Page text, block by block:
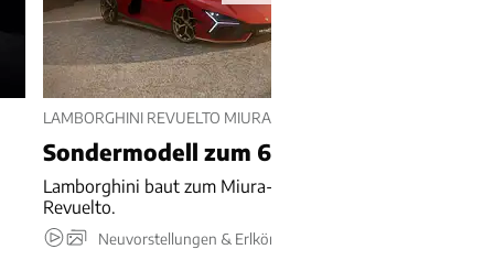
LAMBORGHINI REVUELTO MIURA 60 HOMAGE (2026)
Sondermodell zum 60.
Lamborghini baut zum Miura-Geburtstag 99 Sonder-
Revuelto.
Neuvorstellungen & Erlkönige